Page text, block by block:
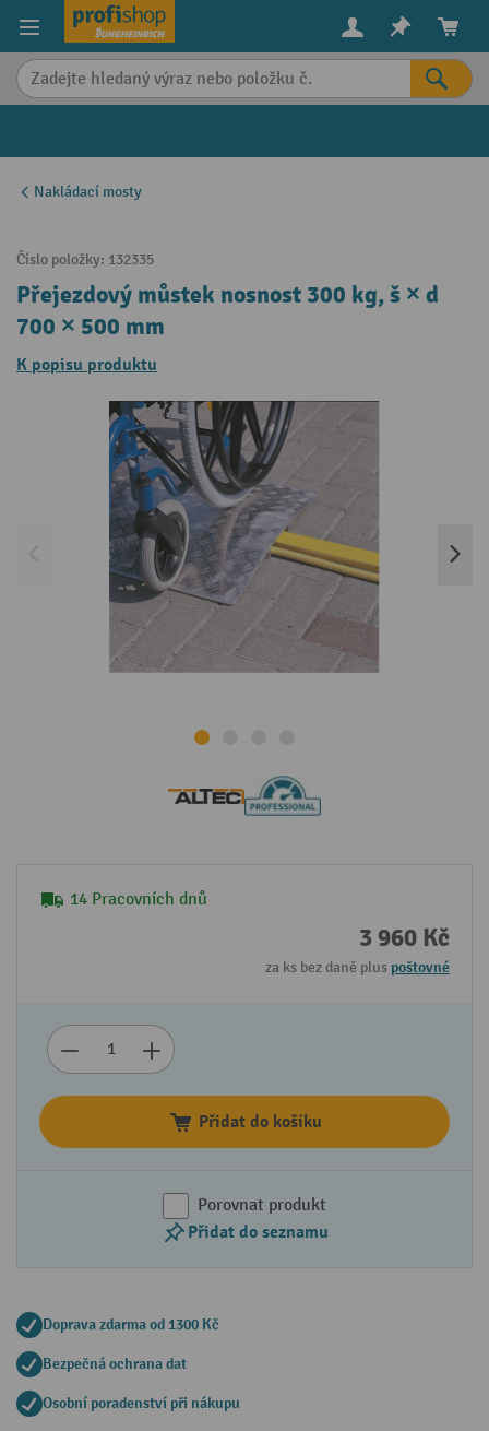
content
Nakládací mosty
Číslo položky: 132335
Přejezdový můstek nosnost 300 kg, š × d
700 × 500 mm
K popisu produktu
14 Pracovních dnů
3 960 Kč
za ks bez daně plus poštovné
Přidat do košíku
Porovnat produkt
Přidat do seznamu
Doprava zdarma od 1300 Kč
Bezpečná ochrana dat
Osobní poradenství při nákupu